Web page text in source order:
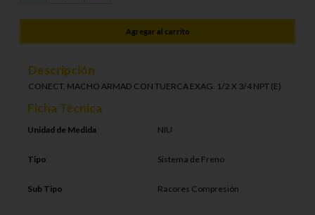
Agregar al carrito
Descripción
CONECT. MACHO ARMAD CON TUERCA EXAG. 1/2 X 3/4 NPT (E)
Ficha Técnica
Unidad de Medida NIU
Tipo Sistema de Freno
Sub Tipo Racores Compresión